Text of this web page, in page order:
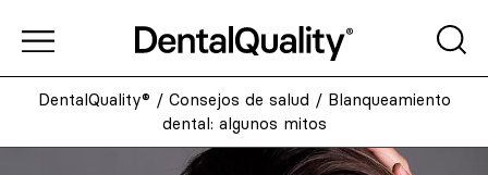
DentalQuality® / Consejos de salud / Blanqueamiento
dental: algunos mitos